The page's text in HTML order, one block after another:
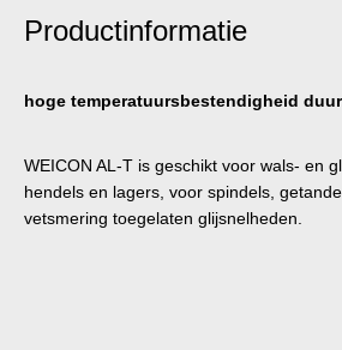
Productinformatie
hoge temperatuursbestendigheid
WEICON AL-T is geschikt voor wals- en
hendels en lagers, voor spindels,
vetsmering toegelaten glijsnelheden.